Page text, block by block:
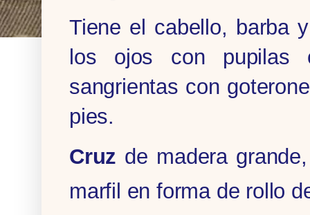
Tiene el cabello, barba
los ojos con pupilas
sangrientas con
pies.
Cruz de madera
marfil en forma de rollo